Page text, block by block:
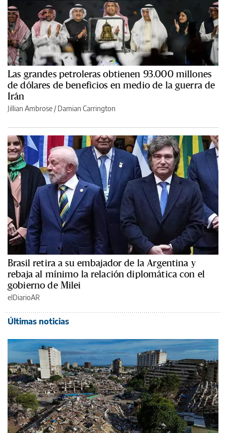
Las grandes petroleras obtienen 93.000 millones
de dólares de beneficios en medio de la guerra de
Irán
Jillian Ambrose / Damian Carrington
Brasil retira a su embajador de la Argentina y
rebaja al mínimo la relación diplomática con el
gobierno de Milei
elDiarioAR
Últimas noticias